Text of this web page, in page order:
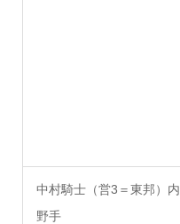
中村騎士（営3＝東邦）内
野手